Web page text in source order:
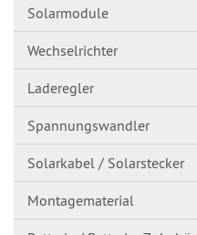
Solarmodule
Wechselrichter
Laderegler
Spannungswandl​er
Solarkabel / Solarstecker
Montagematerial